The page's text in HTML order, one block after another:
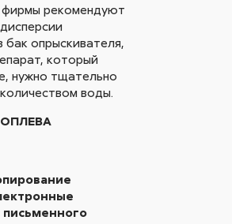
рекомендуют
бак опрыскивателя,
который
нужно тщательно
воды.
письменного